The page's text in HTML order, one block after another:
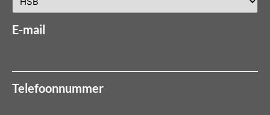
E-mail
Telefoonnummer